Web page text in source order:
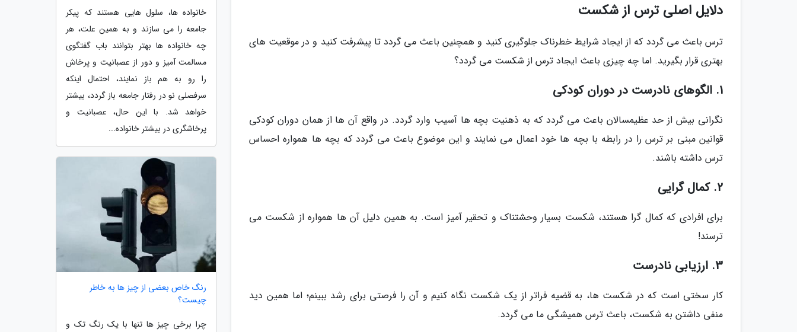
دلایل اصلی ترس از شکست
ترس باعث می گردد که از ایجاد شرایط خطرناک جلوگیری کنید و همچنین باعث می گردد تا پیشرفت کنید و در موقعیت های
بهتری قرار بگیرید. اما چه چیزی باعث ایجاد ترس از شکست می گردد؟
1. الگوهای نادرست در دوران کودکی
نگرانی بیش از حد عظیمسالان باعث می گردد که به ذهنیت بچه ها آسیب وارد گردد. در واقع آن ها از همان دوران کودکی
قوانین مبنی بر ترس را در رابطه با بچه ها خود اعمال می نمایند و این موضوع باعث می گردد که بچه ها همواره احساس
ترس داشته باشند.
2. کمال گرایی
برای افرادی که کمال گرا هستند، شکست بسیار وحشتناک و تحقیر آمیز است. به همین دلیل آن ها همواره از شکست می
ترسند!
3. ارزیابی نادرست
کار سختی است که در شکست ها، به قضیه فراتر از یک شکست نگاه کنیم و آن را فرصتی برای رشد ببینم؛ اما همین دید
منفی داشتن به شکست، باعث ترس همیشگی ما می گردد.
خانواده ها، سلول هایی هستند که پیکر
جامعه را می سازند و به همین علت، هر
چه خانواده ها بهتر بتوانند باب گفتگوی
مسالمت آمیز و دور از عصبانیت و پرخاش
را رو به هم باز نمایند، احتمال اینکه
سرفصلی نو در رفتار جامعه باز گردد، بیشتر
خواهد شد. با این حال، عصبانیت و
پرخاشگری در بیشتر خانواده...
رنگ خاص بعضی از چیز ها به خاطر
چیست؟
چرا برخی چیز ها تنها با یک رنگ تک و